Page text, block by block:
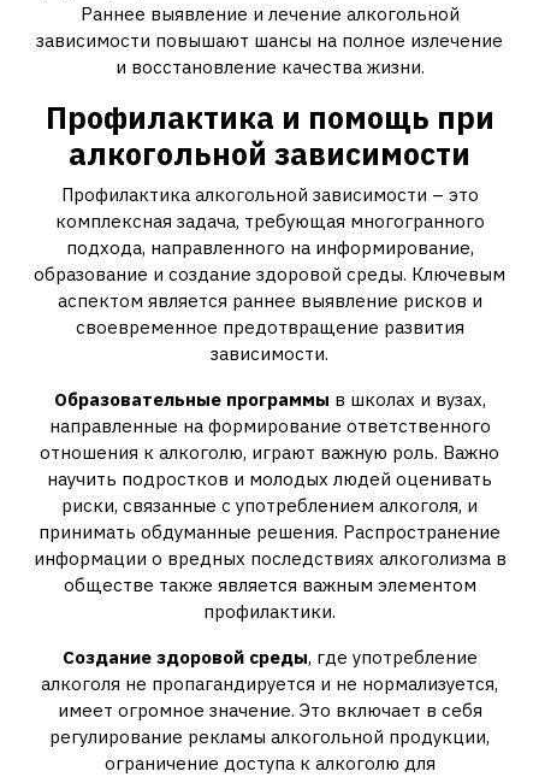
Раннее выявление и лечение алкогольной
зависимости повышают шансы на полное излечение
и восстановление качества жизни.
Профилактика и помощь при
алкогольной зависимости
Профилактика алкогольной зависимости – это
комплексная задача‚ требующая многогранного
подхода‚ направленного на информирование‚
образование и создание здоровой среды. Ключевым
аспектом является раннее выявление рисков и
своевременное предотвращение развития
зависимости.
Образовательные программы в школах и вузах‚
направленные на формирование ответственного
отношения к алкоголю‚ играют важную роль. Важно
научить подростков и молодых людей оценивать
риски‚ связанные с употреблением алкоголя‚ и
принимать обдуманные решения. Распространение
информации о вредных последствиях алкоголизма в
обществе также является важным элементом
профилактики.
Создание здоровой среды‚ где употребление
алкоголя не пропагандируется и не нормализуется‚
имеет огромное значение. Это включает в себя
регулирование рекламы алкогольной продукции‚
ограничение доступа к алкоголю для